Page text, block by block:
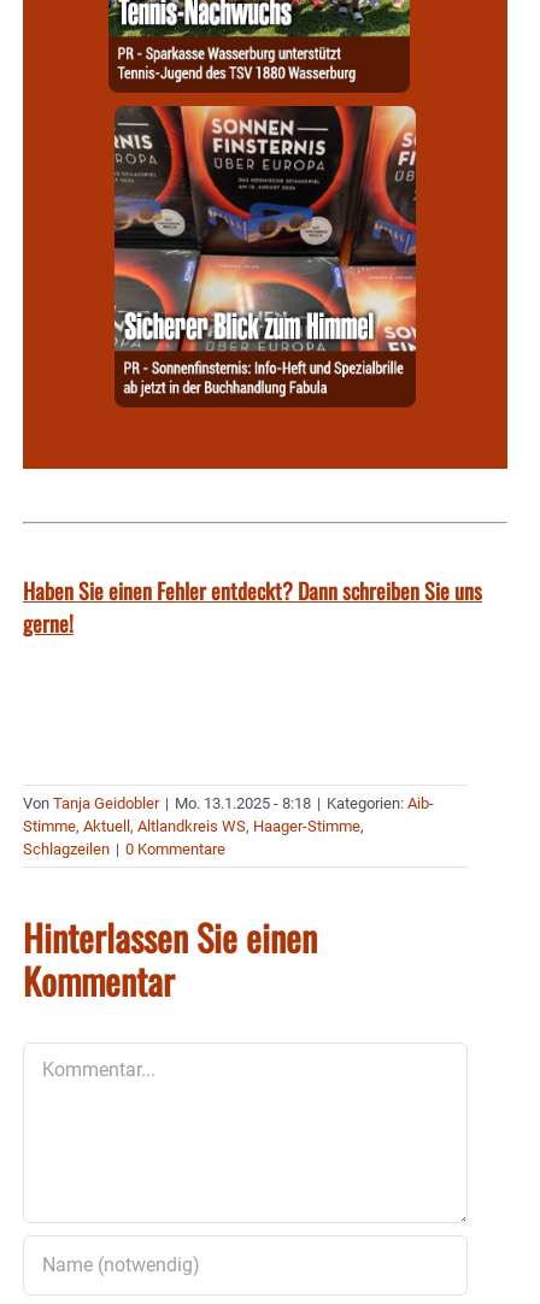
Haben Sie einen Fehler entdeckt? Dann schreiben Sie uns
gerne!
Von Tanja Geidobler | Mo. 13.1.2025 - 8:18 | Kategorien: Aib-
Stimme, Aktuell, Altlandkreis WS, Haager-Stimme,
Schlagzeilen | 0 Kommentare
Hinterlassen Sie einen
Kommentar